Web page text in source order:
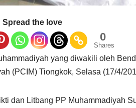
Spread the love
0
Shares
yang diwakili oleh
(PCIM) Tiongkok, Selasa (17/4/
dan Litbang PP Muhammadiyah